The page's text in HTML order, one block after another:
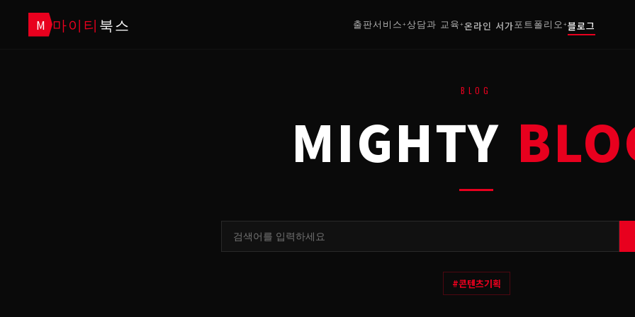
M 마이티 북스 출판서비스 +상담과 교육 +온라인 서가 포트폴리오 +블로그
BLOG
MIGHTY
#콘텐츠기획